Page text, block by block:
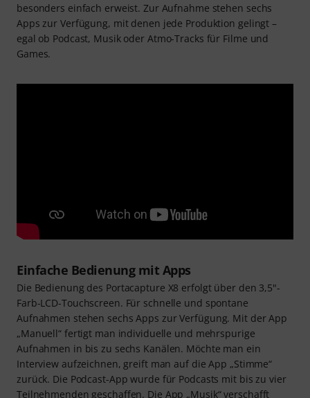
besonders einfach erweist. Zur Aufnahme stehen sechs
Apps zur Verfügung, mit denen jede Produktion gelingt –
egal ob Podcast, Musik oder Atmo-Tracks für Filme und
Games.
Einfache Bedienung mit Apps
Die Bedienung des Portacapture X8 erfolgt über den 3,5"-
Farb-LCD-Touchscreen. Für schnelle und spontane
Aufnahmen stehen sechs Apps zur Verfügung. Mit der App
„Manuell“ fertigt man individuelle und mehrspurige
Aufnahmen in bis zu sechs Kanälen. Möchte man ein
Interview aufzeichnen, greift man auf die App „Stimme“
zurück. Die Podcast-App wurde für Podcasts mit bis zu vier
Teilnehmenden geschaffen. Die App „Musik“ verschafft